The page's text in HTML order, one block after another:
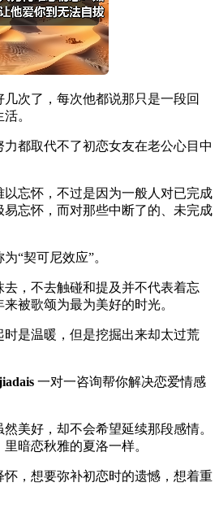
次了，每次他都说那只是一段回
。
都取代不了初恋女友在老公心目中
忘怀，不过是因为一般人对已完成
忘怀，而对那些中断了的、未完成
“契可尼效应”。
，不去触碰和提及并不代表着忘
被歌颂为最为美好的时光。
是温暖，但是挖掘出来却太过荒
一对一咨询帮你解决恋爱情感
美好，却不会希望延续那段感情。
暗恋秋雅的夏洛一样。
，想要弥补初恋时的遗憾，想着重